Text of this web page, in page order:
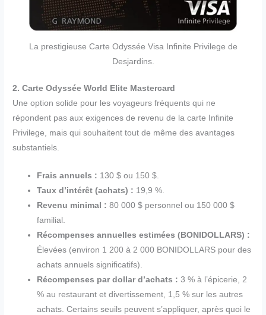
La prestigieuse Carte Odyssée Visa Infinite Privilege de
Desjardins.
2. Carte Odyssée World Elite Mastercard
Une option solide pour les voyageurs fréquents qui ne
répondent pas aux exigences de revenu de la carte Infinite
Privilege, mais qui souhaitent tout de même des avantages
substantiels.
Frais annuels : 130 $ ou 150 $.
Taux d’intérêt (achats) : 19,9 %.
Revenu minimal : 80 000 $ personnel ou 150 000 $
familial.
Récompenses annuelles estimées (BONIDOLLARS) :
Élevées (environ 1 200 à 2 000 BONIDOLLARS pour des
achats annuels significatifs).
Récompenses par dollar d’achats : 3 % à l’épicerie, 2
% au restaurant et divertissement, 1,5 % sur les autres
achats. Certains seuils peuvent s’appliquer, après quoi le